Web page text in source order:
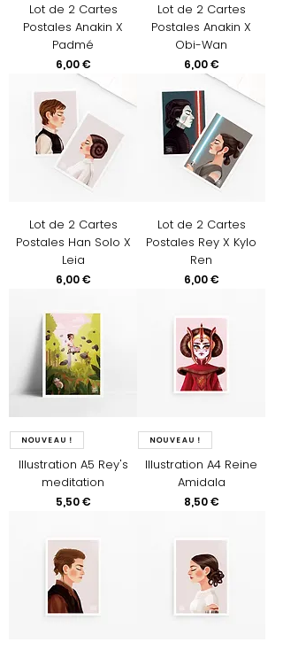
Lot de 2 Cartes
Postales Anakin X
Padmé
Prix
6,00 €
Lot de 2 Cartes
Postales Anakin X
Obi-Wan
Prix
6,00 €
Lot de 2 Cartes
Postales Han Solo X
Leia
Prix
6,00 €
Lot de 2 Cartes
Postales Rey X Kylo
Ren
Prix
6,00 €
Nouveau !
Illustration A5 Rey's
meditation
Prix
5,50 €
Nouveau !
Illustration A4 Reine
Amidala
Prix
8,50 €